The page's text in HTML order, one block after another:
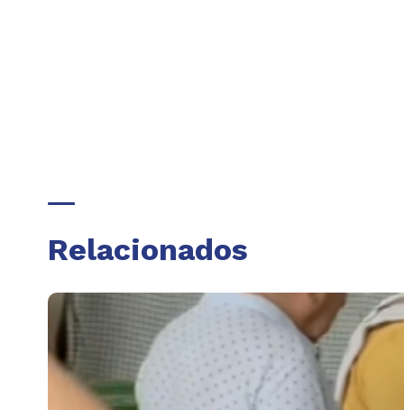
Relacionados